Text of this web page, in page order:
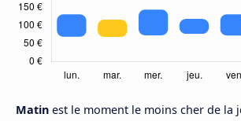
Matin est le moment le moins cher de la